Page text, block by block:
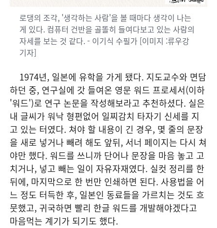
로댕의 조각, '생각하는 사람'을 볼 때마다 생각이 나는
게 있다. 컴퓨터 건반을 골똘히 들여다보고 있는 사람의
자세를 보는 것 같다. - 이기식 수필가 [이미지 :류우강
기자]
1974년, 일본에 유학을 가게 됐다. 지도교수와 면담
하던 중, 연구실에 갓 들여온 영문 워드 프로세서(이하
'워드')로 연구 논문을 작성해보라고 추천하셨다. 실은
내 글씨가 워낙 형편없어 일찌감치 타자기 신세를 지
고 있는 터였다. 쳐야 할 내용이 긴 경우, 몇 줄의 문장
을 새로 넣거나 빼려 해도 앞뒤, 서너 페이지는 다시 쳐
야만 했다. 워드를 쓰니까 단어나 문장을 마음 놓고 고
치거나, 넣고 빼는 일이 자유자재였다. 실컷 정리를 한
뒤에, 마지막으로 한 번만 인쇄하면 된다. 사용법을 어
느 정도 터득한 후, 일본인 동료들을 가르치는 것도 흐
뭇했고, 귀국하면 빨리 한글 워드를 개발해야겠다고
마음먹는 계기가 되기도 했다.